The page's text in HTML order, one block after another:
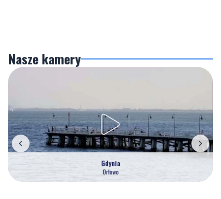
Nasze kamery
Gdynia
Orłowo